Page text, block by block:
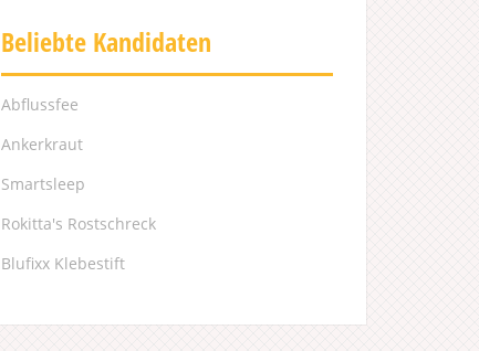
Beliebte Kandidaten
Abflussfee
Ankerkraut
Smartsleep
Rokitta's Rostschreck
Blufixx Klebestift